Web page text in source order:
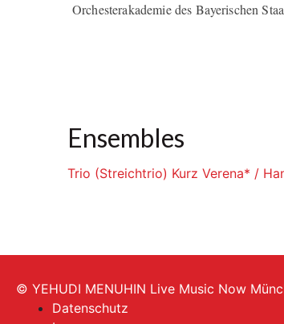
Orchesterakademie des Bayerischen
Ensembles
Trio (Streichtrio) Kurz Verena* /
© YEHUDI MENUHIN Live Music Now
Datenschutz